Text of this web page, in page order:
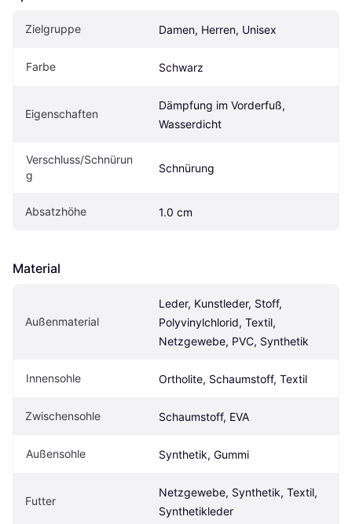
Zielgruppe Damen, Herren, Unisex
Farbe Schwarz
Eigenschaften
Dämpfung im Vorderfuß,
Wasserdicht
Verschluss/Schnürun
g
Schnürung
Absatzhöhe 1.0 cm
Material
Außenmaterial
Leder, Kunstleder, Stoff,
Polyvinylchlorid, Textil,
Netzgewebe, PVC, Synthetik
Innensohle Ortholite, Schaumstoff, Textil
Zwischensohle Schaumstoff, EVA
Außensohle Synthetik, Gummi
Futter
Netzgewebe, Synthetik, Textil,
Synthetikleder